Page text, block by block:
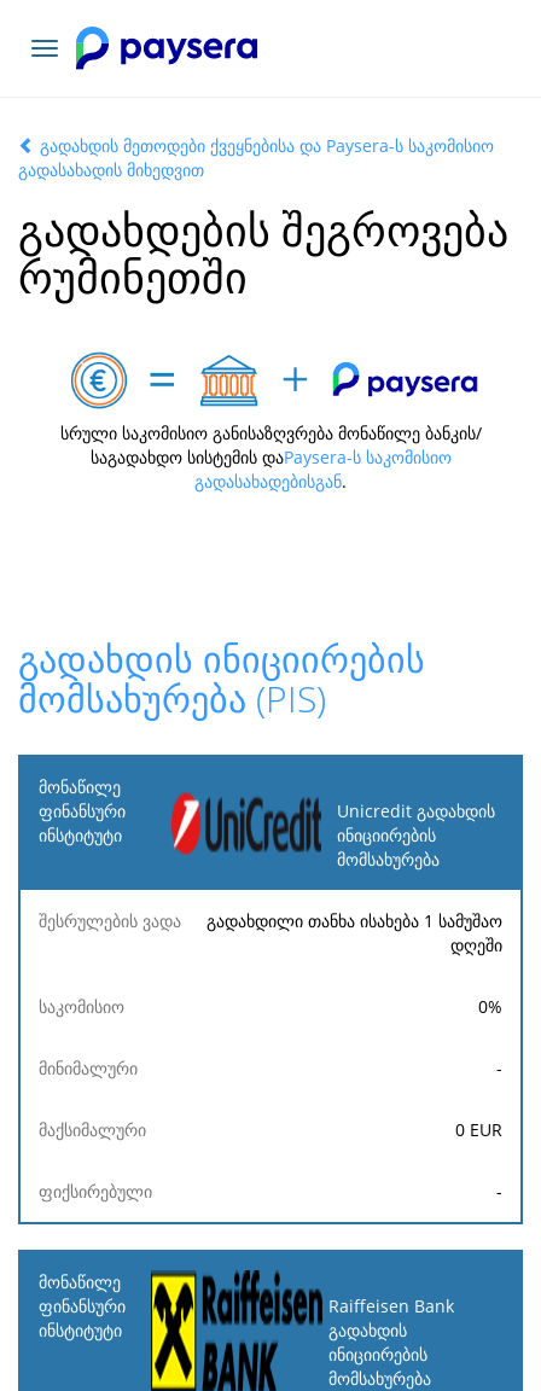
ნავიგაციის
გადართვა
გადახდის მეთოდები ქვეყნებისა და Paysera-ს საკომისიო
გადასახადის მიხედვით
გადახდების შეგროვება
რუმინეთში
სრული საკომისიო განისაზღვრება მონაწილე ბანკის/
საგადახდო სისტემის დაPaysera-ს საკომისიო
გადასახადებისგან.
გადახდის ინიციირების
მომსახურება (PIS)
მონაწილე
ფინანსური
ინსტიტუტი
შესრულების
ვადა
Unicredit გადახდის
ინიციირების
მომსახურება
გადახდილი თანხა ისახება 1 სამუშაო
დღეში
0%
-
0 EUR
-
Raiffeisen Bank
გადახდის
ინიციირების
მომსახურება